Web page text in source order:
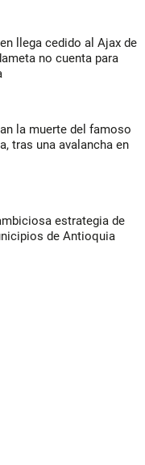
llega cedido al Ajax de
no cuenta para
la muerte del famoso
tras una avalancha en
estrategia de
de Antioquia